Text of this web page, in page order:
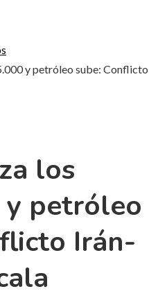
y petróleo sube: Conflicto
los
y petróleo
Irán-